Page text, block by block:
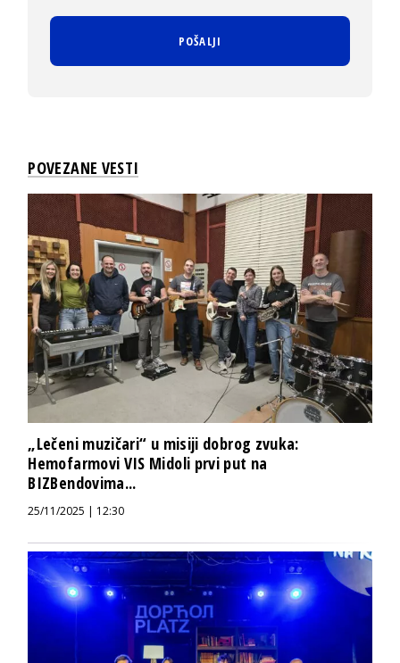
POVEZANE VESTI
„Lečeni muzičari“ u misiji dobrog zvuka:
Hemofarmovi VIS Midoli prvi put na
BIZBendovima...
25/11/2025 | 12:30